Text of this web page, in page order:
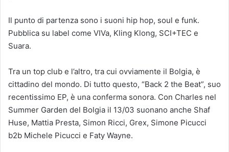
Il punto di partenza sono i suoni hip hop, soul e funk.
Pubblica su label come VIVa, Kling Klong, SCI+TEC e
Suara.
Tra un top club e l’altro, tra cui ovviamente il Bolgia, è
cittadino del mondo. Di tutto questo, “Back 2 the Beat”, suo
recentissimo EP, è una conferma sonora. Con Charles nel
Summer Garden del Bolgia il 13/03 suonano anche Shaf
Huse, Mattia Presta, Simon Ricci, Grex, Simone Picucci
b2b Michele Picucci e Faty Wayne.